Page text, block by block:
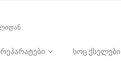
სოც.ქსელები